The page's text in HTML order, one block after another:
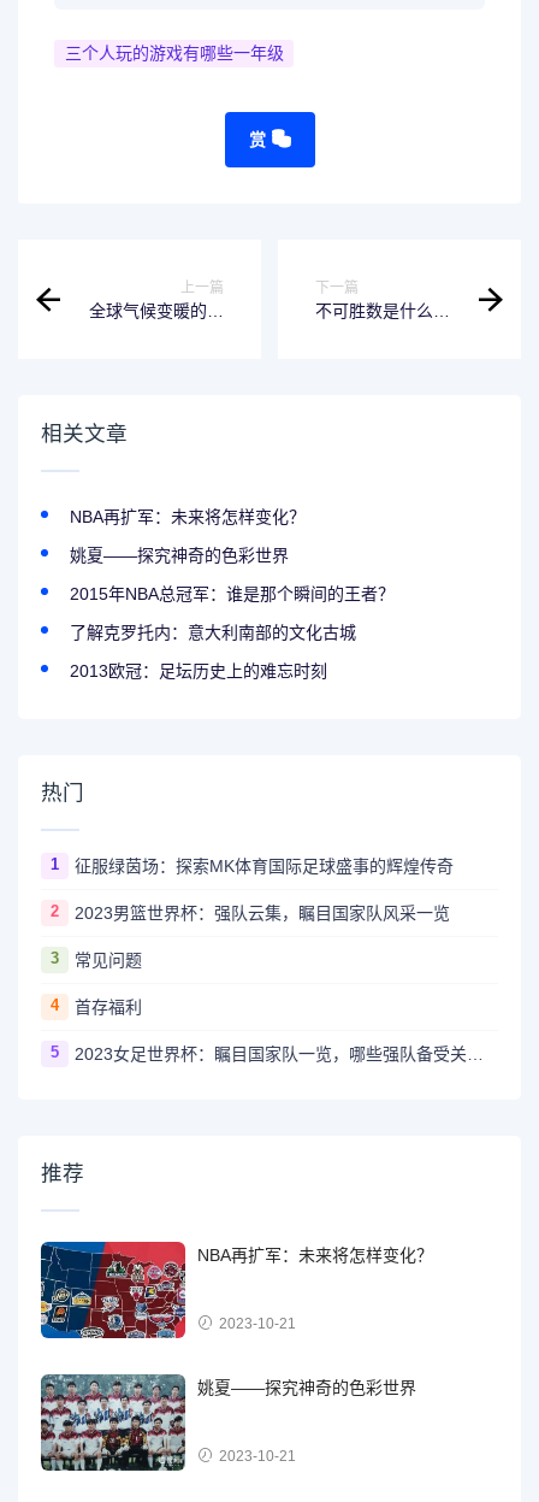
三个人玩的游戏有哪些一年级
赏
上一篇
全球气候变暖的影
下一篇
不可胜数是什么意
相关文章
NBA再扩军：未来将怎样变化？
姚夏——探究神奇的色彩世界
2015年NBA总冠军：谁是那个瞬间的王者？
了解克罗托内：意大利南部的文化古城
2013欧冠：足坛历史上的难忘时刻
热门
1 征服绿茵场：探索MK体育国际足球盛事的辉煌传奇
2 2023男篮世界杯：强队云集，瞩目国家队风采一览
3 常见问题
4 首存福利
5
推荐
NBA再扩军：未来将怎样变化？
2023-10-21
姚夏——探究神奇的色彩世界
2023-10-21